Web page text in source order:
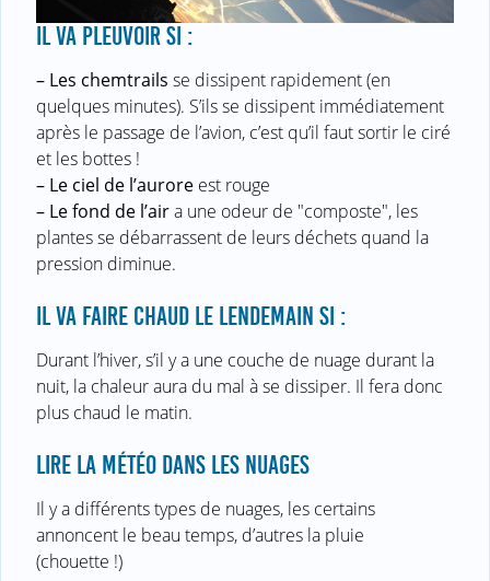
IL VA PLEUVOIR SI :
– Les chemtrails se dissipent rapidement (en
quelques minutes). S’ils se dissipent immédiatement
après le passage de l’avion, c’est qu’il faut sortir le ciré
et les bottes !
– Le ciel de l’aurore est rouge
– Le fond de l’aira une odeur de "composte", les
plantes se débarrassent de leurs déchets quand la
pression diminue.
IL VA FAIRE CHAUD LE LENDEMAIN SI :
Durant l’hiver, s’il y a une couche de nuage durant la
nuit, la chaleur aura du mal à se dissiper. Il fera donc
plus chaud le matin.
LIRE LA MÉTÉO DANS LES NUAGES
Il y a différents types de nuages, les certains
annoncent le beau temps, d’autres la pluie
(chouette !)